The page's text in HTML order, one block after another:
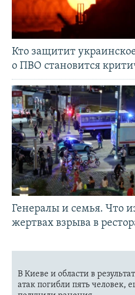
Кто защитит
о ПВО становится
Генералы и семья. Что
жертвах взрыва в